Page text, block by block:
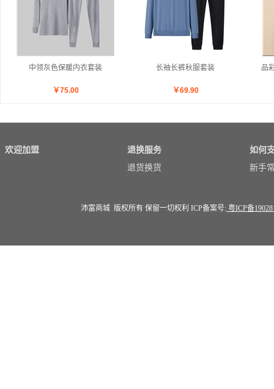
中领灰色保暖内衣套装
￥75.00
长袖长裤秋服套装
￥69.90
品
欢迎加盟
退换服务
退货换货
如何
新手
沛富商城 版权所有 保留一切权利 ICP备案号: 粤ICP备